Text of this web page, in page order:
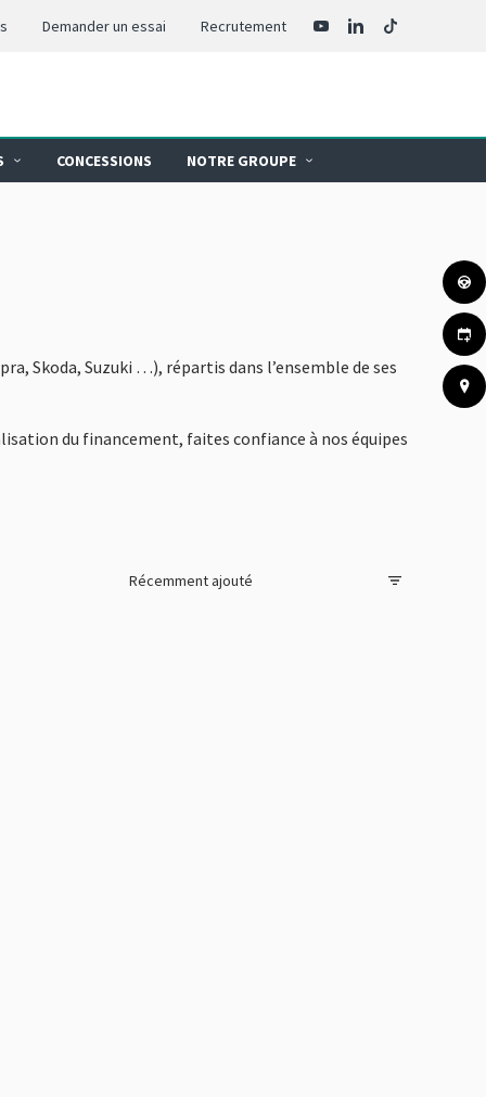
Demander un essai Recrutement
CONCESSIONS NOTRE GROUPE
Skoda, Suzuki …), répartis dans l’ensemble de ses
du financement, faites confiance à nos équipes